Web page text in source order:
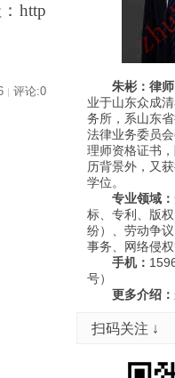
http
| 评论:0 朱彬：律
业于山东众成
务所，系山东
法律业务委员
理师资格证书
历背景外，又
学位。
专业领域：
标、专利、版
纷）、劳动争
事务、网络侵权
手机：
号）
更多介绍：
扫码关注 ↓